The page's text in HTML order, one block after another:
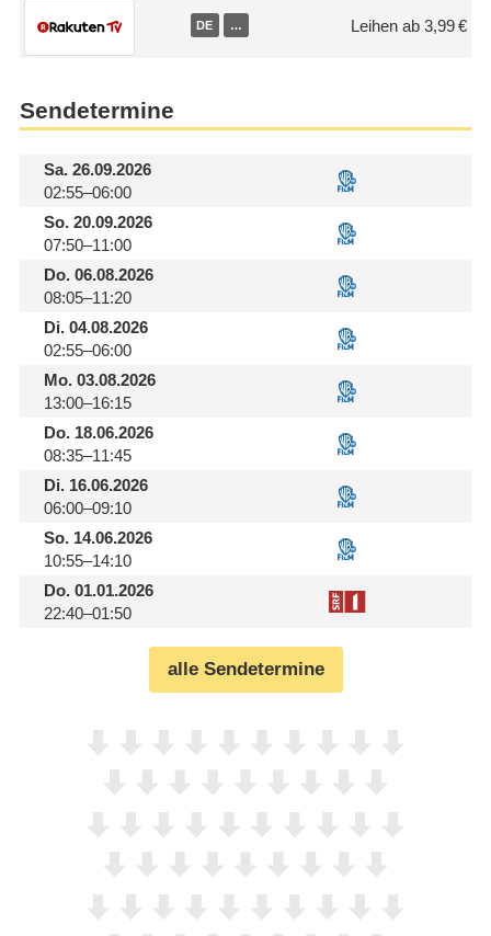
DE … Leihen ab 3,99 €
Sendetermine
Sa.26.09.2026
02:55–06:00
So.20.09.2026
07:50–11:00
Do.06.08.2026
08:05–11:20
Di.04.08.2026
02:55–06:00
Mo.03.08.2026
13:00–16:15
Do.18.06.2026
08:35–11:45
Di.16.06.2026
06:00–09:10
So.14.06.2026
10:55–14:10
Do.01.01.2026
22:40–01:50
alle Sendetermine